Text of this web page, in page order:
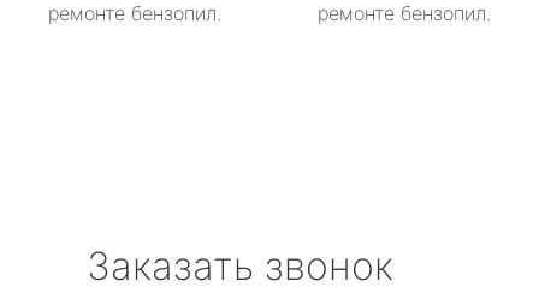
ремонте бензопил.
ремонте бензопил.
Заказать звонок